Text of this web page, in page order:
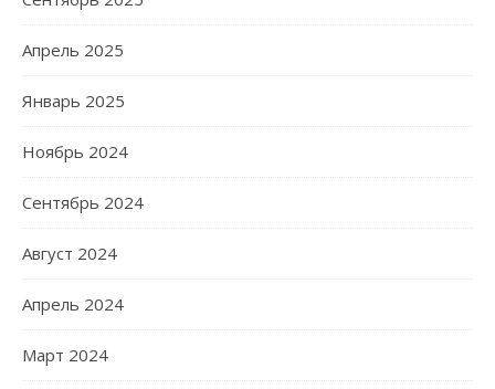
Апрель 2025
Январь 2025
Ноябрь 2024
Сентябрь 2024
Август 2024
Апрель 2024
Март 2024